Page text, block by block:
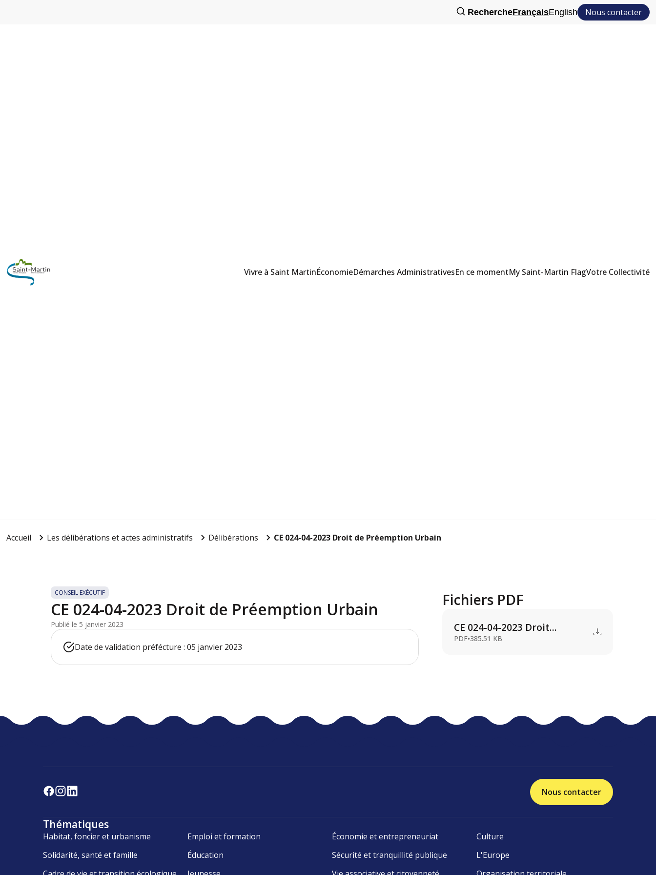
RechercheFrançaisEnglish Nous contacter
Vivre à Saint MartinÉconomieDémarches AdministrativesEn ce momentMy Saint-Martin FlagVotre Collectivité
Accueil Les délibérations et actes administratifs Délibérations CE 024-04-2023 Droit de Préemption Urbain
CONSEIL EXÉCUTIF
CE 024-04-2023 Droit de Préemption Urbain
Publié le 5 janvier 2023
Date de validation préfécture : 05 janvier 2023
Fichiers PDF
CE 024-04-2023 Droit...
PDF•385.51 KB
Nous contacter
Thématiques
Habitat, foncier et urbanisme Emploi et formation Économie et entrepreneuriat
Culture
Solidarité, santé et famille
Éducation Sécurité et tranquillité publique
L'Europe